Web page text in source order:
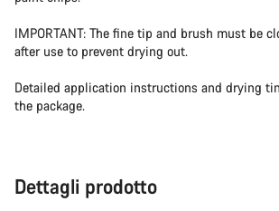
IMPORTANT: The fine tip and brush must be
after use to prevent drying out.
Detailed application instructions and drying
the package.
Dettagli prodotto